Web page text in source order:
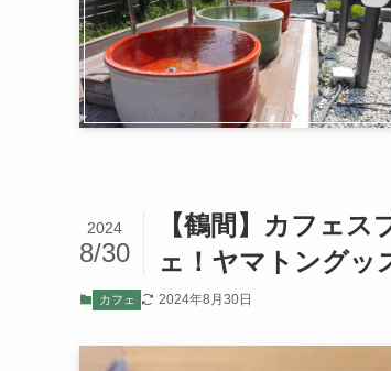
【鶴間】カフェ
ェ！ヤマトングッ
2024
8/30
カフェ 2024年8月30日